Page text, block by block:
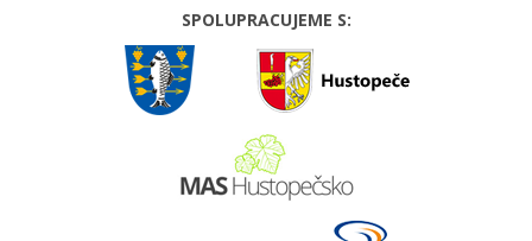
SPOLUPRACUJEME S: